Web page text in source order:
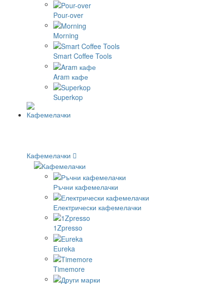
Pour-over
Morning
Smart Coffee Tools
Aram кафе
Superkop
Кафемелачки
Ръчни кафемелачки
Електрически кафемелачки
1Zpresso
Eureka
Timemore